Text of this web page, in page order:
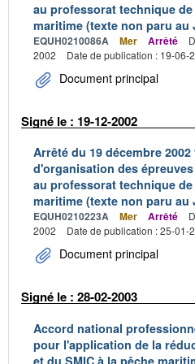
au professorat technique
maritime (texte non paru au
EQUH0210086A Mer Arrêté
2002
Date de publication : 19-06-
Document principal
Signé le : 19-12-2002
Arrêté du 19 décembre
d'organisation des
au professorat technique
maritime (texte non paru au
EQUH0210223A Mer Arrêté
2002
Date de publication : 25-01-
Document principal
Signé le : 28-02-2003
Accord national
pour l'application de la
et du SMIC à la pêche